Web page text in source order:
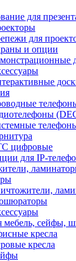
для
для
и опции
цифровые
для IP-
мебель, сейфы,
кресла
кресла